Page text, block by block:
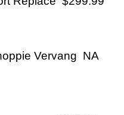
Vervang NA